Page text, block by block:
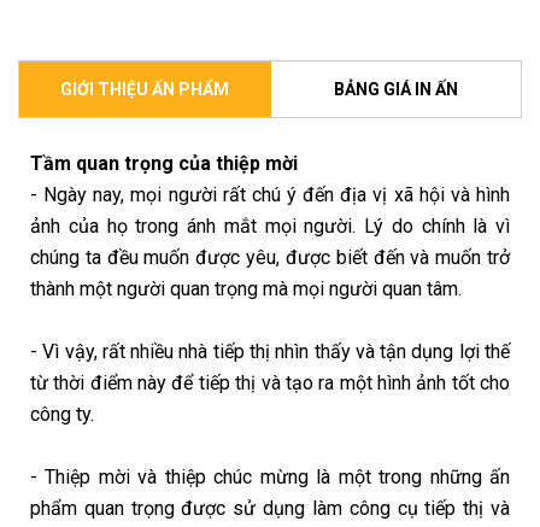
GIỚI THIỆU ẤN PHẨM BẢNG GIÁ IN ẤN
Tầm quan trọng của thiệp mời
- Ngày nay, mọi người rất chú ý đến địa vị xã hội và hình
ảnh của họ trong ánh mắt mọi người. Lý do chính là vì
chúng ta đều muốn được yêu, được biết đến và muốn trở
thành một người quan trọng mà mọi người quan tâm.
- Vì vậy, rất nhiều nhà tiếp thị nhìn thấy và tận dụng lợi thế
từ thời điểm này để tiếp thị và tạo ra một hình ảnh tốt cho
công ty.
- Thiệp mời và thiệp chúc mừng là một trong những ấn
phẩm quan trọng được sử dụng làm công cụ tiếp thị và